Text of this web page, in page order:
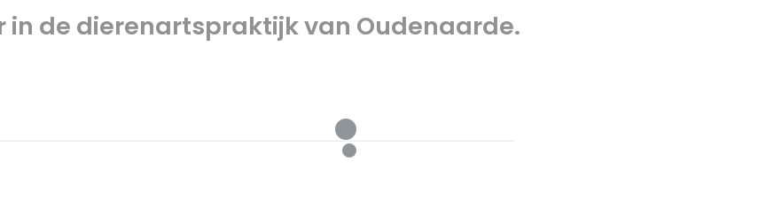
in de dierenartspraktijk van Oudenaarde.